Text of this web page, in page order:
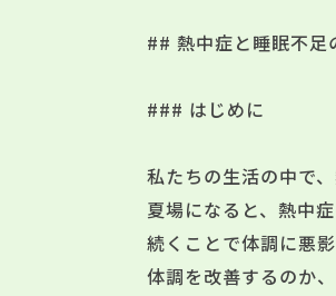
## 熱中症と睡眠不足
### はじめに
私たちの生活の中で
夏場になると、熱中
続くことで体調に悪
体調を改善するのか